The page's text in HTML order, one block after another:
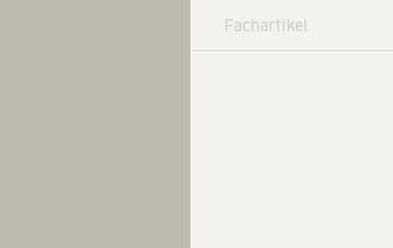
Fachartikel